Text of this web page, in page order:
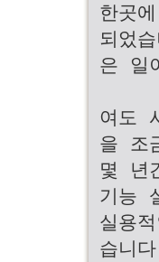
한곳
되었
은 일
여도
을 조
몇 년
기능
실용
습니